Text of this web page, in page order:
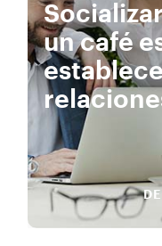
un café